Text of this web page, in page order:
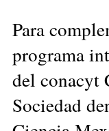
Para
programa
del conacyt
Sociedad